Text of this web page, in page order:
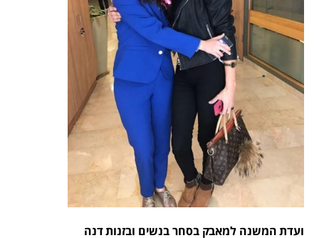
ועדת המשנה למאבק בסחר בנשים ובזנות דנה